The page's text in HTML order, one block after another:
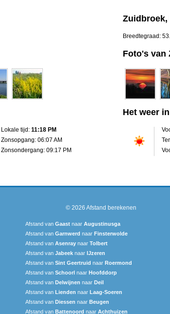
Lokale tijd: 11:18 PM
Zonsopgang: 06:07 AM
Zonsondergang: 09:17 PM
Zuidbroek,
Breedtegraad:
Foto's van
Het weer
© 2026 Afstand berekenen
Afstand van Gaast naar Augustinusga
Afstand van Garnwerd naar Finsterwolde
Afstand van Asenray naar Tolbert
Afstand van Jabeek naar IJzeren
Afstand van Sint Geertruid naar Roermond
Afstand van Schoorl naar Hoofddorp
Afstand van Delwijnen naar Deil
Afstand van Lienden naar Laag-Soeren
Afstand van Diessen naar Beugen
Afstand van Battenoord naar Achthuizen